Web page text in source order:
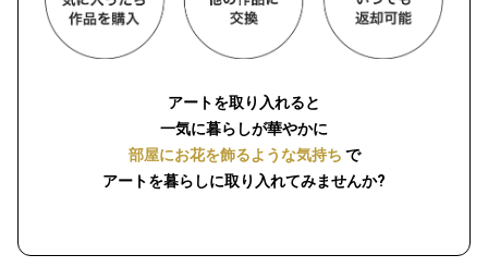
アートを取り入れると
一気に暮らしが華やかに
部屋にお花を飾るような気持ち で
アートを暮らしに取り入れてみませんか?